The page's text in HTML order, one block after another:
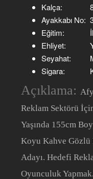
Kalça:
Ayakkabı No:
Eğitim:
Ehliyet:
Seyahat:
Sigara:
Açıklama:
Reklam Sektörü
Yaşında 155cm
Koyu Kahve Gözlü
Adayı. Hedefi
Oyunculuk Yapmak.